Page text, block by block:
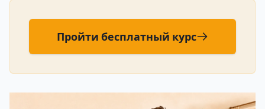
Пройти бесплатный курс